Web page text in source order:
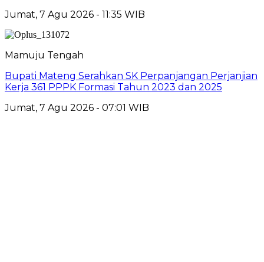
Jumat, 7 Agu 2026 - 11:35 WIB
Mamuju Tengah
Bupati Mateng Serahkan SK Perpanjangan Perjanjian
Kerja 361 PPPK Formasi Tahun 2023 dan 2025
Jumat, 7 Agu 2026 - 07:01 WIB